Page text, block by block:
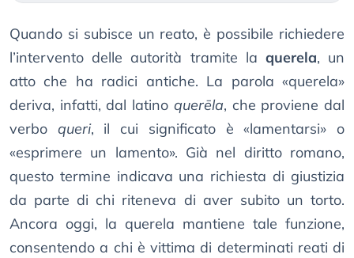
Quando si subisce un reato, è possibile richiedere
l’intervento delle autorità tramite la querela, un
atto che ha radici antiche. La parola «querela»
deriva, infatti, dal latino querēla, che proviene dal
verbo queri, il cui significato è «lamentarsi» o
«esprimere un lamento». Già nel diritto romano,
questo termine indicava una richiesta di giustizia
da parte di chi riteneva di aver subito un torto.
Ancora oggi, la querela mantiene tale funzione,
consentendo a chi è vittima di determinati reati di